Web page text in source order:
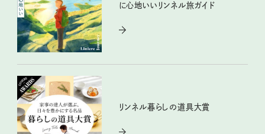
に心地いいリンネル旅ガイド
リンネル暮らしの道具大賞